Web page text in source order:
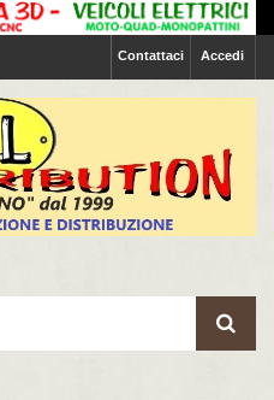
Accedi
Contattaci